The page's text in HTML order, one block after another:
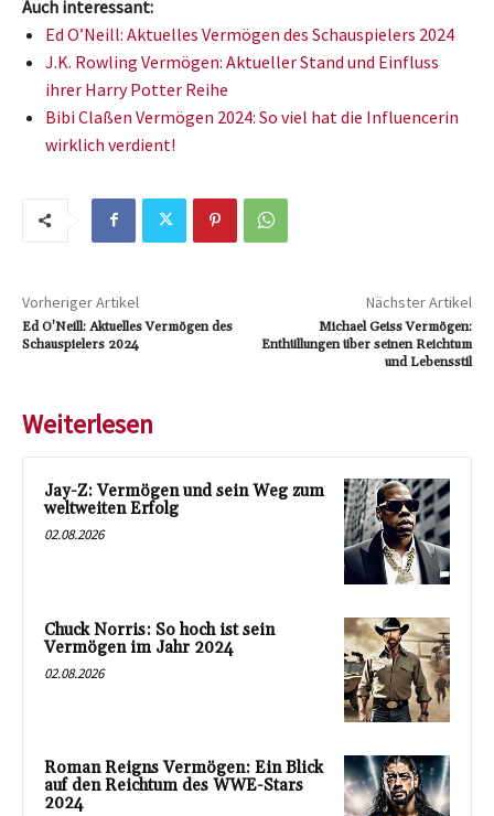
Auch interessant:
Ed O’Neill: Aktuelles Vermögen des Schauspielers 2024
J.K. Rowling Vermögen: Aktueller Stand und Einfluss
ihrer Harry Potter Reihe
Bibi Claßen Vermögen 2024: So viel hat die Influencerin
wirklich verdient!
Vorheriger Artikel
Ed O’Neill: Aktuelles Vermögen des
Schauspielers 2024
Nächster Artikel
Michael Geiss Vermögen:
Enthüllungen über seinen Reichtum
und Lebensstil
Weiterlesen
Jay-Z: Vermögen und sein Weg zum
weltweiten Erfolg
02.08.2026
Chuck Norris: So hoch ist sein
Vermögen im Jahr 2024
02.08.2026
Roman Reigns Vermögen: Ein Blick
auf den Reichtum des WWE-Stars
2024